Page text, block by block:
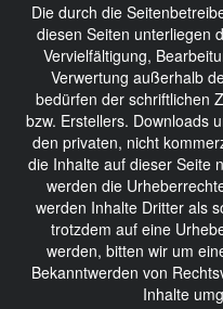
Die durch die
diesen Seiten unterliegen
Vervielfältigung,
Verwertung außerhalb
bedürfen der schriftlichen
bzw. Erstellers. Downloads
den privaten, nicht
die Inhalte auf dieser Seite
werden die
werden Inhalte Dritter als
trotzdem auf eine
werden, bitten wir um
Bekanntwerden von
Inhalte